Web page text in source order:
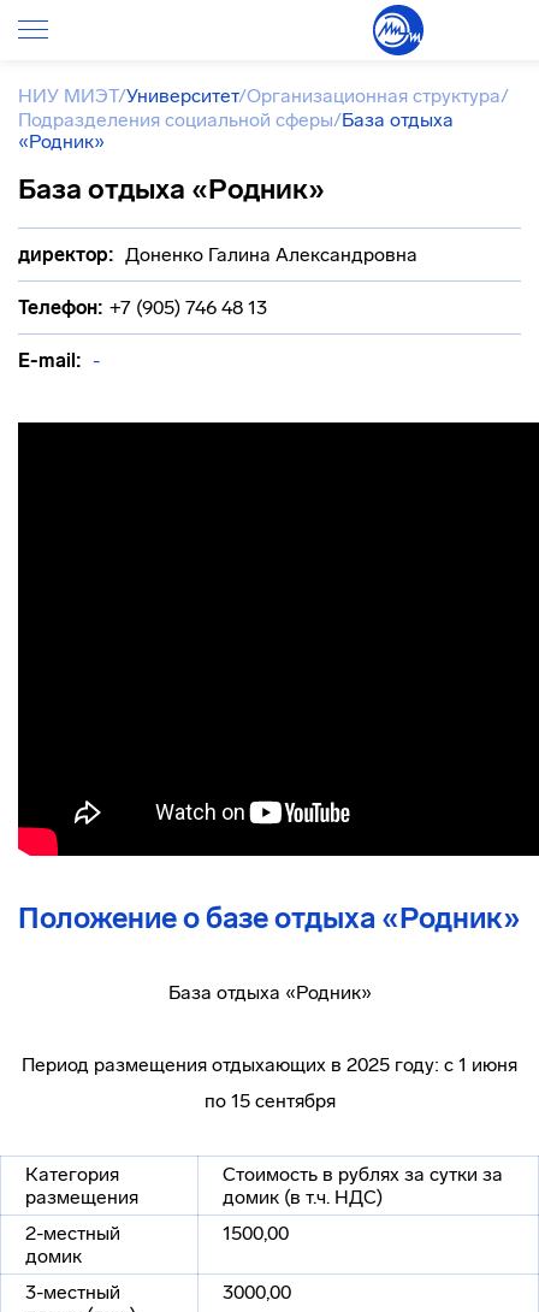
НИУ МИЭТ/Университет/Организационная структура/
Подразделения социальной сферы/База отдыха
«Родник»
База отдыха «Родник»
директор: Доненко Галина Александровна
Телефон: +7 (905) 746 48 13
E-mail: -
Положение о базе отдыха «Родник»
База отдыха «Родник»
Период размещения отдыхающих в 2025 году: с 1 июня
по 15 сентября
Категория
размещения
Стоимость в рублях за сутки за
домик (в т.ч. НДС)
2-местный
домик
1500,00
3-местный
3000,00